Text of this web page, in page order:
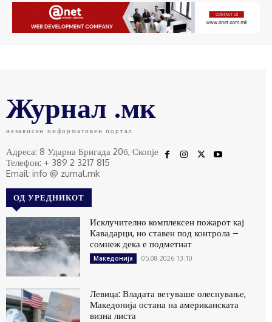
Журнал .мк
независен информативен портал
Адреса: 8 Ударна Бригада 20б, Скопје
Телефон: + 389 2 3217 815
Email: info @ zurnal.mk
ОД УРЕДНИКОТ
Исклучително комплексен пожарот кај
Кавадарци, но ставен под контрола –
сомнеж дека е подметнат
Македонија 05.08.2026 13:10
Левица: Владата ветуваше олеснување,
Македонија остана на американската
визна листа